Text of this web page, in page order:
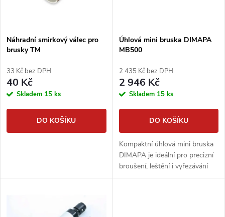
p
r
o
k
s
p
r
o
d
k
Náhradní smirkový válec pro
brusky TM
33 Kč bez DPH
40 Kč
Skladem 15 ks
DO KOŠÍKU
Úhlová mini bruska DIMAPA
MB500
2 435 Kč bez DPH
2 946 Kč
Skladem 15 ks
DO KOŠÍKU
Kompaktní úhlová mini bruska
DIMAPA je ideální pro precizní
broušení, leštění i vyřezávání
otvorů do obkladů a dlažeb pro